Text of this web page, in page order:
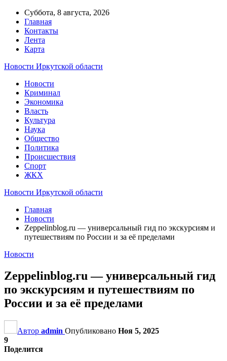
Суббота, 8 августа, 2026
Главная
Контакты
Лента
Карта
Новости Иркутской области
Новости
Криминал
Экономика
Власть
Культура
Наука
Общество
Политика
Происшествия
Спорт
ЖКХ
Новости Иркутской области
Главная
Новости
Zeppelinblog.ru — универсальный гид по экскурсиям и
путешествиям по России и за её пределами
Новости
Zeppelinblog.ru — универсальный гид
по экскурсиям и путешествиям по
России и за её пределами
Автор admin Опубликовано Ноя 5, 2025
9
Поделится